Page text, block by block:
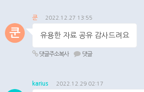
쿤
쿤 2022.12.27 13:55
유용한 자료 공유 감사드려요
댓글주소복사 댓글
karius 2022.12.29 02:17